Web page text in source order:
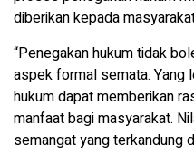
diberikan kepada
“Penegakan hukum tidak
aspek formal semata. Yang
hukum dapat memberikan
manfaat bagi masyarakat.
semangat yang terkandung